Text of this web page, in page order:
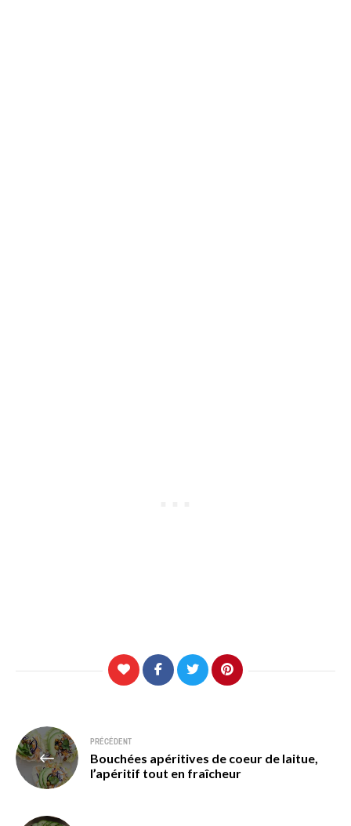
Navigation
de
l’article
PRÉCÉDENT
Bouchées apéritives de coeur de laitue,
l’apéritif tout en fraîcheur